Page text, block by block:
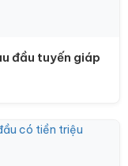
đầu tuyến giáp